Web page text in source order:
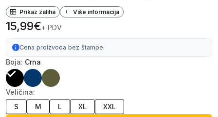
Prikaz zaliha Više informacija
15,99€+ PDV
Cena proizvoda bez štampe.
Boja: Crna
Veličina:
S
M L XL XXL